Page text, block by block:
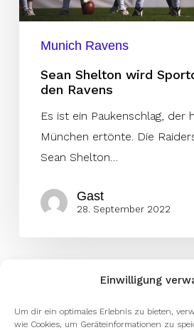
Einwilligung
Um dir ein optimales Erlebnis zu bieten,
wie Cookies, um Geräteinformationen zu
Munich Ravens
Sean Shelton wird
den Ravens
Es ist ein Paukenschlag, der
München ertönte. Die
Sean Shelton…
Gast
28. September 2022